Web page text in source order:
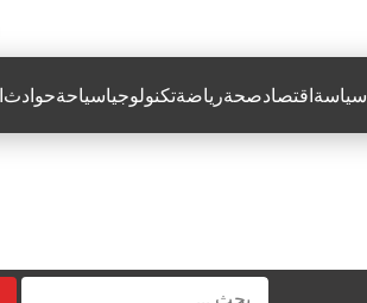
سياسةاقتصادصحةرياضةتكنولوجياسياحةحوادث